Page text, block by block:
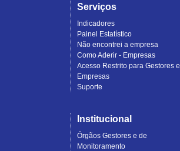
Serviços
Indicadores
Painel Estatístico
Não encontrei a empresa
Como Aderir - Empresas
Acesso Restrito para Gestores e
Empresas
Suporte
Institucional
Órgãos Gestores e de
Monitoramento